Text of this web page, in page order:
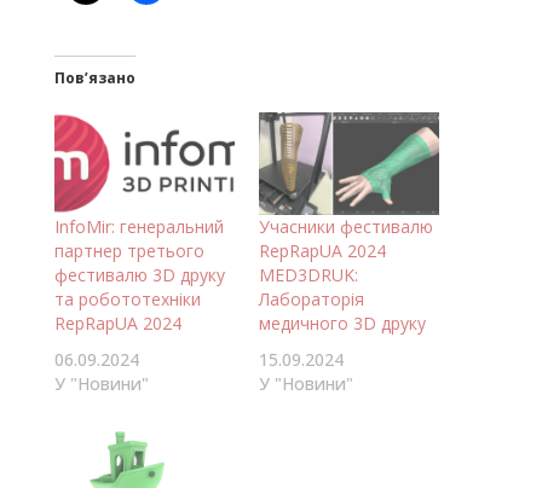
Пов’язано
InfoMir: генеральний
партнер третього
фестивалю 3D друку
та робототехніки
RepRapUA 2024
06.09.2024
У "Новини"
Учасники фестивалю
RepRapUA 2024
MED3DRUK:
Лабораторія
медичного 3D друку
15.09.2024
У "Новини"